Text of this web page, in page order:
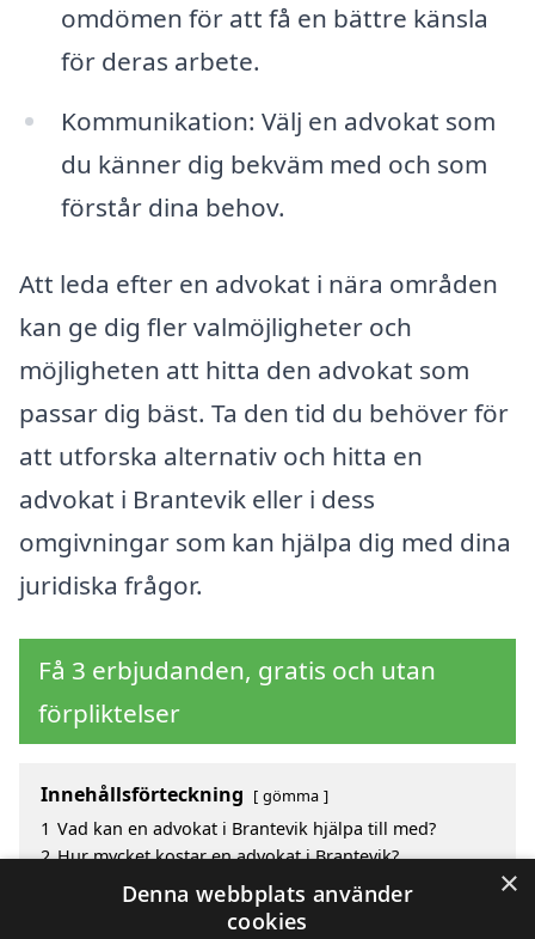
omdömen för att få en bättre känsla
för deras arbete.
Kommunikation: Välj en advokat som
du känner dig bekväm med och som
förstår dina behov.
Att leda efter en advokat i nära områden
kan ge dig fler valmöjligheter och
möjligheten att hitta den advokat som
passar dig bäst. Ta den tid du behöver för
att utforska alternativ och hitta en
advokat i Brantevik eller i dess
omgivningar som kan hjälpa dig med dina
juridiska frågor.
Få 3 erbjudanden, gratis och utan
förpliktelser
Innehållsförteckning gömma
1 Vad kan en advokat i Brantevik hjälpa till med?
2 Hur mycket kostar en advokat i Brantevik?
Fördelar med att välja advokat i Brantevik
Sök efter en skicklig advokat i de omgivande
×
Denna webbplats använder
cookies